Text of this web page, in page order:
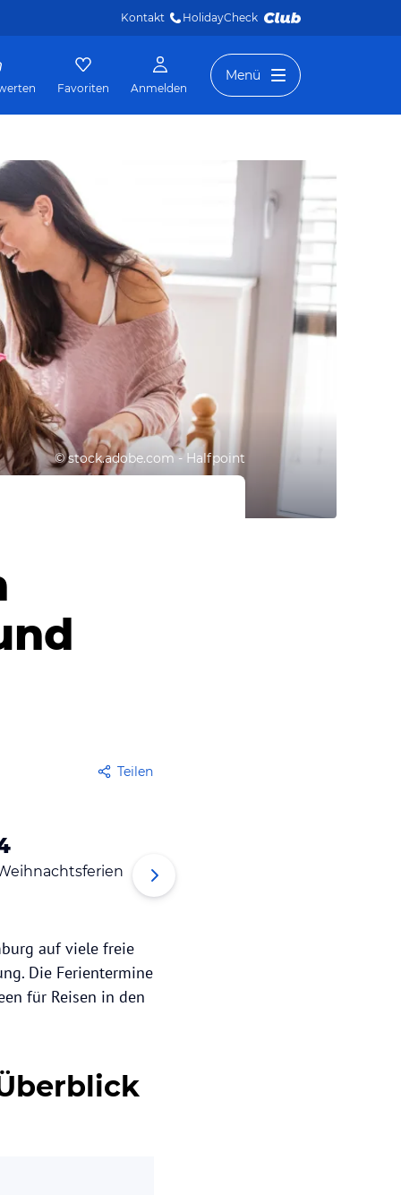
Kontakt HolidayCheck
Favoriten Anmelden
Menü
©stock.adobe.com - Halfpoint
Teilen
auf viele freie
Die Ferientermine
für Reisen in den